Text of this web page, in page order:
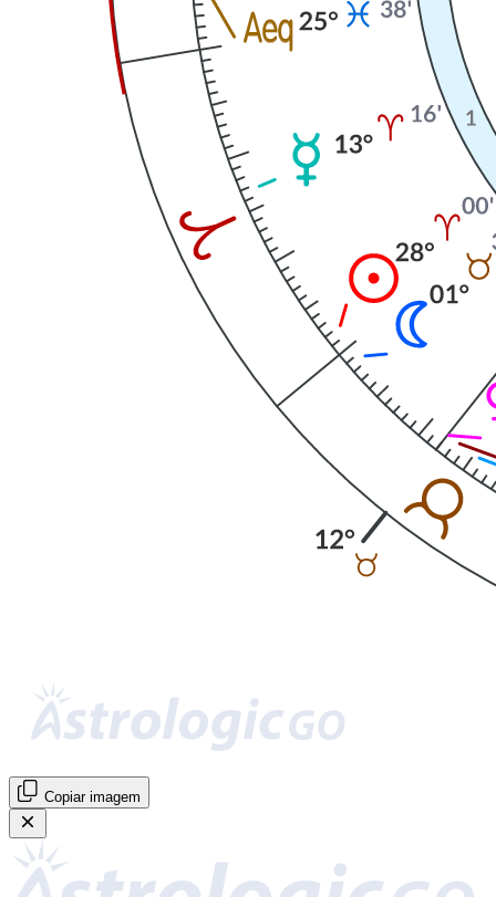
Copiar imagem